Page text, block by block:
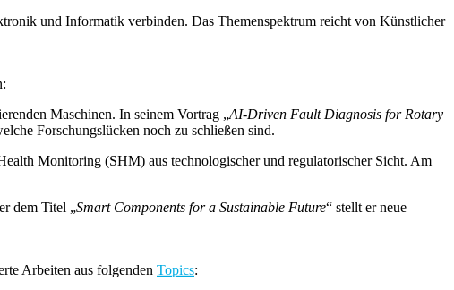
und Informatik verbinden. Das Themenspektrum reicht von Künstlicher
Maschinen. In seinem Vortrag „AI-Driven Fault Diagnosis for Rotary
Forschungslücken noch zu schließen sind.
Monitoring (SHM) aus technologischer und regulatorischer Sicht. Am
dem Titel „Smart Components for a Sustainable Future“ stellt er neue
Arbeiten aus folgenden Topics: